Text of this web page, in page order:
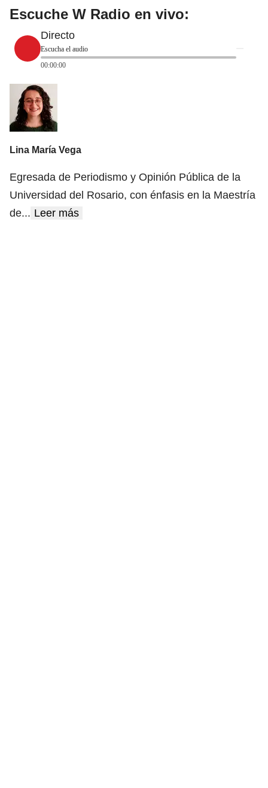
Escuche W Radio en vivo:
Directo
Escucha el audio
00:00:00
Lina María Vega
Egresada de Periodismo y Opinión Pública de la
Universidad del Rosario, con énfasis en la Maestría
de... Leer más